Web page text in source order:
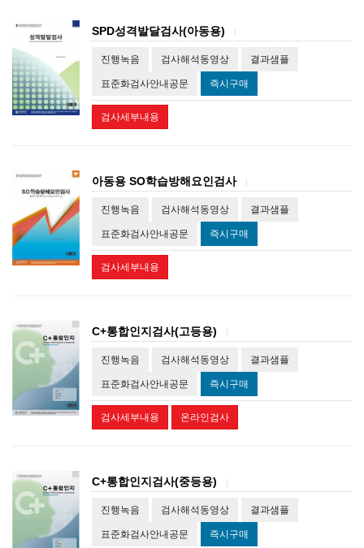
SPD성격발달검사(아동용)
진행녹음 검사해석동영상 결과샘플
표준화검사안내공문 즉시구매
검사세부내용
아동용 SO학습방해요인검사
진행녹음 검사해석동영상 결과샘플
표준화검사안내공문 즉시구매
검사세부내용
C+통합인지검사(고등용)
진행녹음 검사해석동영상 결과샘플
표준화검사안내공문 즉시구매
검사세부내용 온라인검사
C+통합인지검사(중등용)
진행녹음 검사해석동영상 결과샘플
표준화검사안내공문 즉시구매